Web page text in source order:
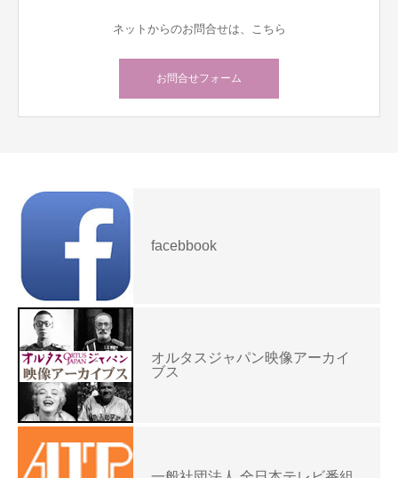
ネットからのお問合せは、こちら
お問合せフォーム
facebbook
オルタスジャパン映像アーカイ
ブス